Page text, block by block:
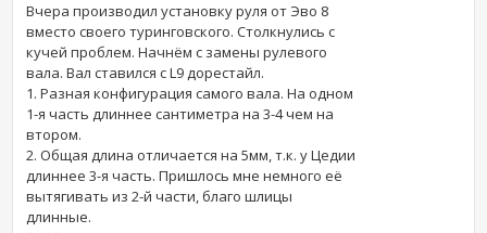
Вчера производил установку руля от Эво 8
вместо своего туринговского. Столкнулись с
кучей проблем. Начнём с замены рулевого
вала. Вал ставился с L9 дорестайл.
1. Разная конфигурация самого вала. На одном
1-я часть длиннее сантиметра на 3-4 чем на
втором.
2. Общая длина отличается на 5мм, т.к. у Цедии
длиннее 3-я часть. Пришлось мне немного её
вытягивать из 2-й части, благо шлицы
длинные.